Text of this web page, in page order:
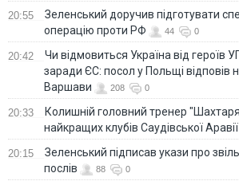
20:55
Зеленський доручив підготувати
операцію проти РФ
44 0
20:42
Чи відмовиться Україна від героїв
заради ЄС: посол у Польщі відповів
Варшави
208 0
20:33
Колишній головний тренер
найкращих клубів Саудівської Аравії
20:15
Зеленський підписав укази про
послів
88 0